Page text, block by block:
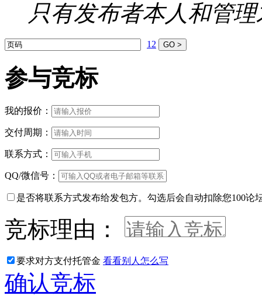
只有发布者本人和管
1 2
参与竞标
我的报价：
交付周期：
联系方式：
QQ/微信号：
是否将联系方式发布给发包方。勾选后会自动扣除您100论
竞标理由：
要求对方支付托管金 看看别人怎么写
确认竞标